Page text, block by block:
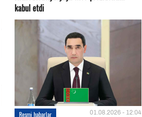
kabul etdi
Resmi habarlar 01.08.2026 - 12:04